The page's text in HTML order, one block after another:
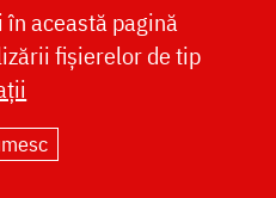
MEDIA
| ©
această pagină
fișierelor de tip